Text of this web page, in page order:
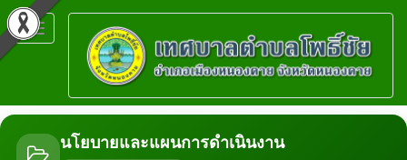
Toggle
navigation
นโยบายและแผนการดำเนินงาน